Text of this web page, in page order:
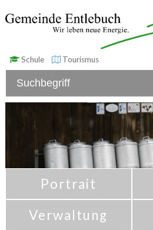
Schule Tourismus
Portrait
Verwaltung